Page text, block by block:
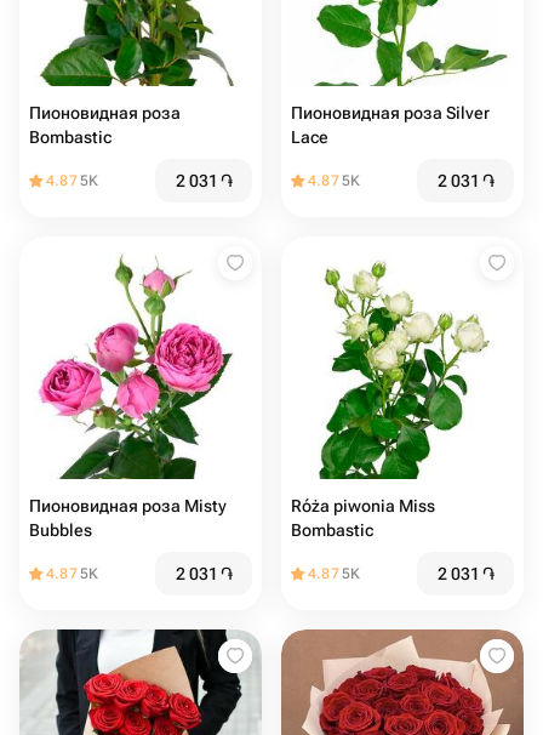
Пионовидная роза
Bombastic
4.875K 2 031 ֏
Пионовидная роза Silver
Lace
4.875K 2 031 ֏
Пионовидная роза Misty
Bubbles
4.875K 2 031 ֏
Róża piwonia Miss
Bombastic
4.875K 2 031 ֏